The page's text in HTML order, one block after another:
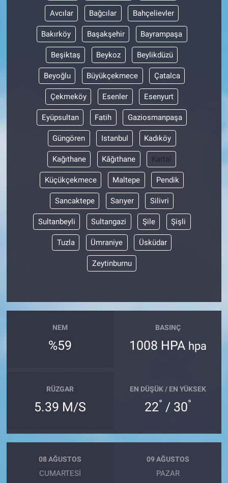
Avcılar Bağcılar Bahçelievler
Bakırköy Başakşehir Bayrampaşa
Beşiktaş Beykoz Beylikdüzü
Beyoğlu Büyükçekmece Çatalca
Çekmeköy Esenler Esenyurt
Eyüpsultan Fatih Gaziosmanpaşa
Güngören Istanbul Kadıköy
Kağıthane Kâğıthane Kartal
Küçükçekmece Maltepe Pendik
Sancaktepe Sarıyer Silivri
Sultanbeyli Sultangazi Şile Şişli
Tuzla Ümraniye Üsküdar
Zeytinburnu
NEM
%59
BASINÇ
1008 HPA hpa
RÜZGAR
5.39 M/S
EN DÜŞÜK / EN YÜKSEK
22° / 30°
08 AĞUSTOS
CUMARTESI
09 AĞUSTOS
PAZAR